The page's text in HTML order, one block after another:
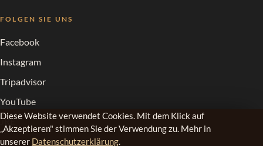
FOLGEN SIE UNS
Facebook
Instagram
Tripadvisor
YouTube
JRE
Diese Website verwendet Cookies. Mit dem Klick auf
„Akzeptieren" stimmen Sie der Verwendung zu. Mehr in
unserer Datenschutzerklärung.